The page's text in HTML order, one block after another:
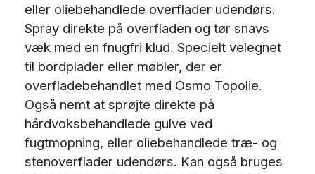
eller oliebehandlede overflader udendørs.
Spray direkte på overfladen og tør snavs
væk med en fnugfri klud. Specielt velegnet
til bordplader eller møbler, der er
overfladebehandlet med Osmo Topolie.
Også nemt at sprøjte direkte på
hårdvoksbehandlede gulve ved
fugtmopning, eller oliebehandlede træ- og
stenoverflader udendørs. Kan også bruges